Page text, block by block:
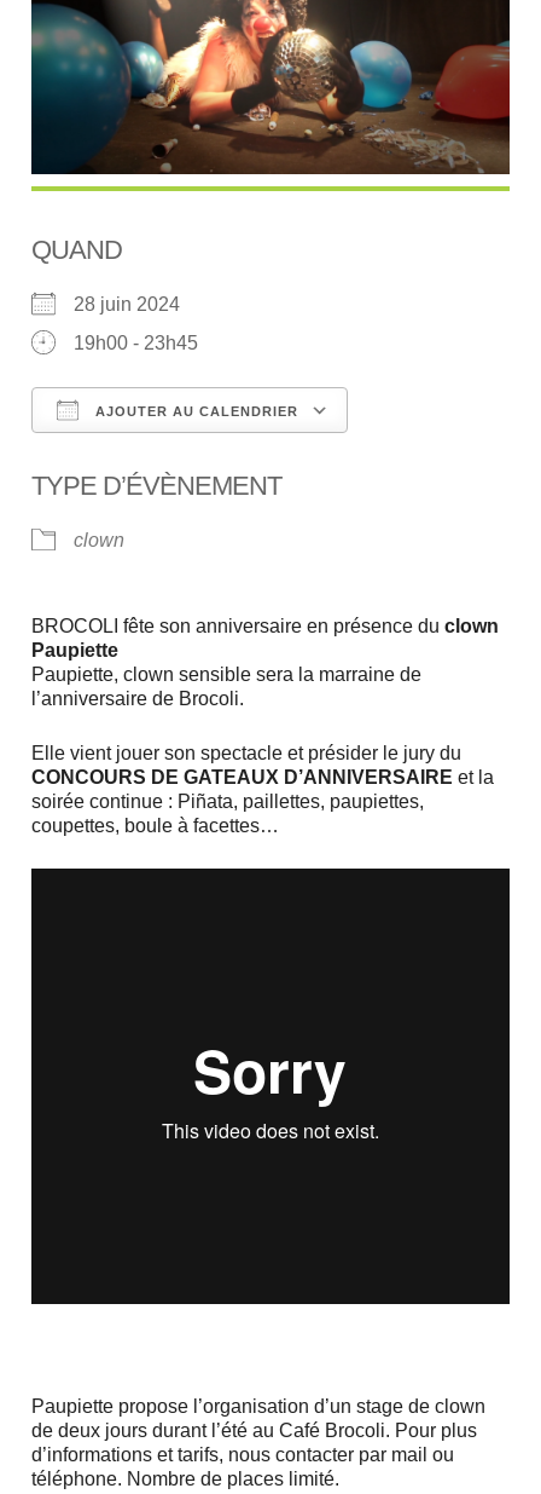
QUAND
28 juin 2024
19h00 - 23h45
AJOUTER AU CALENDRIER
TYPE D’ÉVÈNEMENT
clown
BROCOLI fête son anniversaire en présence duclown
Paupiette
Paupiette, clown sensible sera la marraine de
l’anniversaire de Brocoli.
Elle vient jouer son spectacle et présider le jury du
CONCOURS DE GATEAUX D’ANNIVERSAIRE et la
soirée continue : Piñata, paillettes, paupiettes,
coupettes, boule à facettes…
Paupiette propose l’organisation d’un stage de clown
de deux jours durant l’été au Café Brocoli. Pour plus
d’informations et tarifs, nous contacter par mail ou
téléphone. Nombre de places limité.